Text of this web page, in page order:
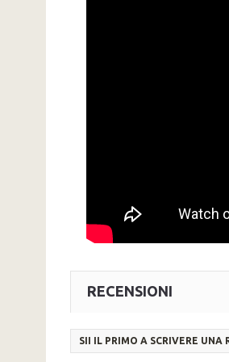
RECENSIONI
SII IL PRIMO A SCRIVERE UNA